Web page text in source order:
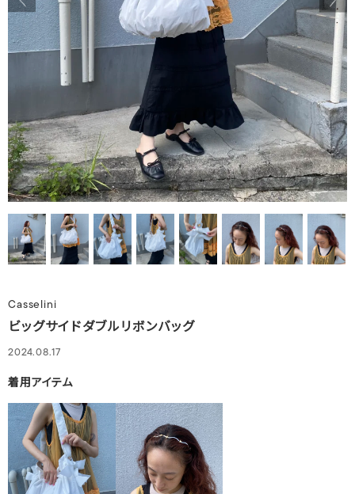
Casselini
ビッグサイドダブルリボンバッグ
2024.08.17
着用アイテム